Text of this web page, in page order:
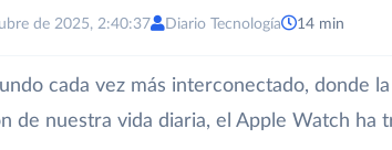
de 2025, 2:40:37 Diario Tecnología 14 min
cada vez más interconectado, donde
de nuestra vida diaria, el Apple Watch ha